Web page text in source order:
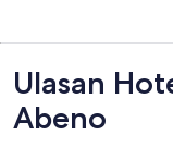
Ulasan
Ulasan
Abeno